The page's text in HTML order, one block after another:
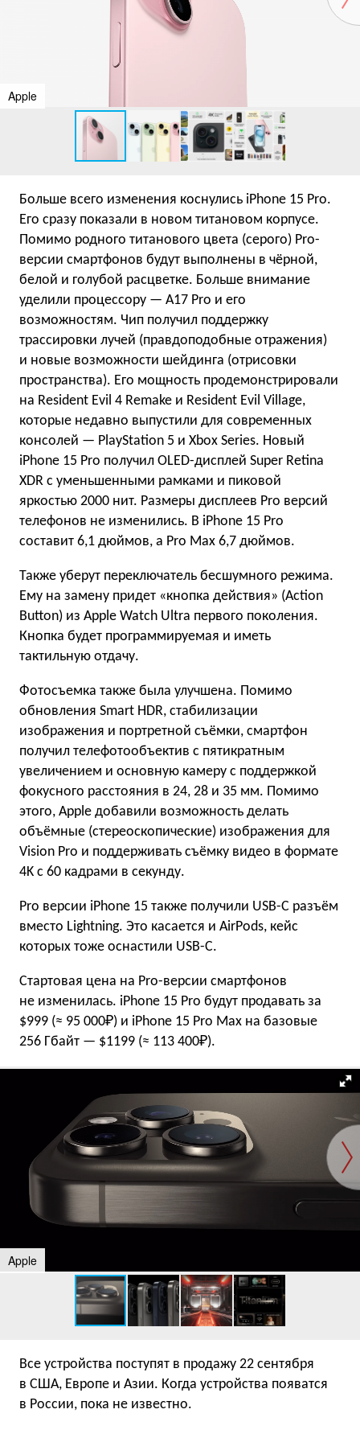
Apple
Больше всего изменения коснулись iPhone 15 Pro.
Его сразу показали в новом титановом корпусе.
Помимо родного титанового цвета (серого) Pro-
версии смартфонов будут выполнены в чёрной,
белой и голубой расцветке. Больше внимание
уделили процессору — A17 Pro и его
возможностям. Чип получил поддержку
трассировки лучей (правдоподобные отражения)
и новые возможности шейдинга (отрисовки
пространства). Его мощность продемонстрировали
на Resident Evil 4 Remake и Resident Evil Village,
которые недавно выпустили для современных
консолей — PlayStation 5 и Xbox Series. Новый
iPhone 15 Pro получил OLED-дисплей Super Retina
XDR с уменьшенными рамками и пиковой
яркостью 2000 нит. Размеры дисплеев Pro версий
телефонов не изменились. В iPhone 15 Pro
составит 6,1 дюймов, а Pro Max 6,7 дюймов.
Также уберут переключатель бесшумного режима.
Ему на замену придет «кнопка действия» (Action
Button) из Apple Watch Ultra первого поколения.
Кнопка будет программируемая и иметь
тактильную отдачу.
Фотосъемка также была улучшена. Помимо
обновления Smart HDR, стабилизации
изображения и портретной съёмки, смартфон
получил телефотообъектив с пятикратным
увеличением и основную камеру с поддержкой
фокусного расстояния в 24, 28 и 35 мм. Помимо
этого, Apple добавили возможность делать
объёмные (стереоскопические) изображения для
Vision Pro и поддерживать съёмку видео в формате
4K с 60 кадрами в секунду.
Pro версии iPhone 15 также получили USB-C разъём
вместо Lightning. Это касается и AirPods, кейс
которых тоже оснастили USB-C.
Стартовая цена на Pro-версии смартфонов
не изменилась. iPhone 15 Pro будут продавать за
$999 (≈ 95 000₽) и iPhone 15 Pro Max на базовые
256 Гбайт — $1199 (≈ 113 400₽).
Apple
Все устройства поступят в продажу 22 сентября
в США, Европе и Азии. Когда устройства появатся
в России, пока не известно.